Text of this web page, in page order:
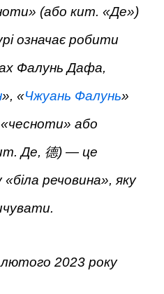
(або кит. «Де»)
означає робити
Фалунь Дафа,
», «Чжуань Фалунь»
або
Де, 德) — це
речовина», яку
лютого 2023 року